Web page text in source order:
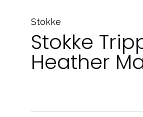
Stokke
Stokke
Heather